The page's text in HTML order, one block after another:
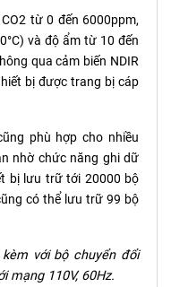
từ 0 đến 6000ppm,
và độ ẩm từ 10 đến
qua cảm biến NDIR
bị được trang bị cáp
phù hợp cho nhiều
nhờ chức năng ghi dữ
bị lưu trữ tới 20000 bộ
có thể lưu trữ 99 bộ
với bộ chuyển đổi
mạng 110V, 60Hz.